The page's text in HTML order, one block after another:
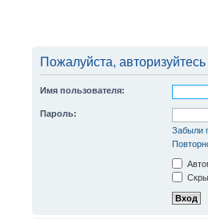
Пожалуйста,
Имя пользователя:
Пароль:
Забыли